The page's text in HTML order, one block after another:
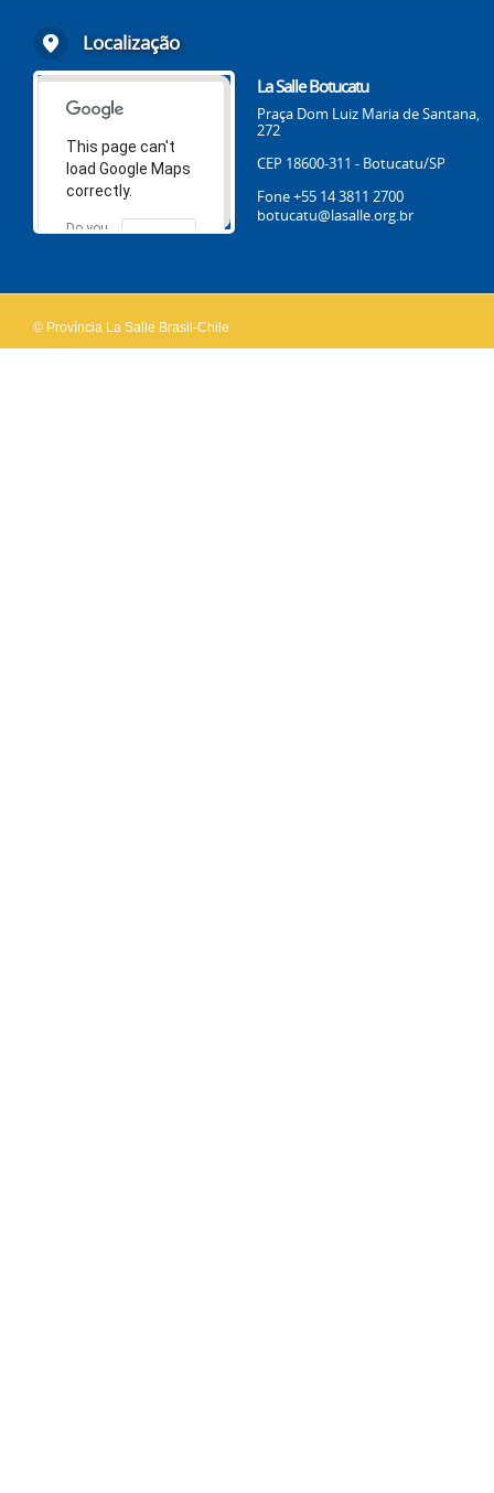
Localização
This page can't
load Google Maps
correctly.
Do you
OK
La Salle Botucatu
Praça Dom Luiz Maria de Santana,
272
CEP 18600-311 - Botucatu/SP
Fone +55 14 3811 2700
botucatu@lasalle.org.br
© Província La Salle Brasil-Chile